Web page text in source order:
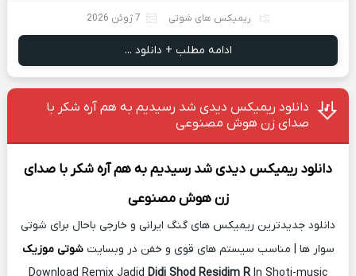
ریمیکس های شوتی 7 ژوئن 2026
ادامه مطلب + دانلود ...
دانلود ریمیکس دیدی شد رسیدیم به هم آره شکر با
صدای زن هوش مصنوعی
دانلود ریمیکس دیدی شد رسیدیم به هم آره شکر با صدای
زن هوش مصنوعی
دانلود جدیدترین ریمیکس های گنگ ایرانی و خارجی باحال برای شوتی
سوار ها | مناسب سیستم های قوی و خفن در وبسایتشوتی موزیک